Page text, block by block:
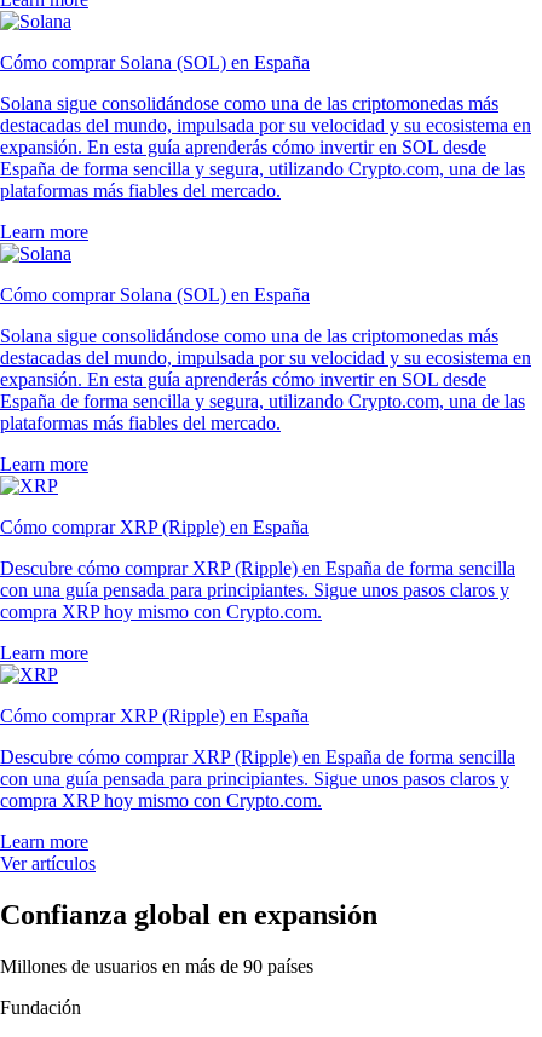
Cómo comprar Solana (SOL) en España
Solana sigue consolidándose como una de las criptomonedas más
destacadas del mundo, impulsada por su velocidad y su ecosistema en
expansión. En esta guía aprenderás cómo invertir en SOL desde
España de forma sencilla y segura, utilizando Crypto.com, una de las
plataformas más fiables del mercado.
Learn more
Cómo comprar Solana (SOL) en España
Solana sigue consolidándose como una de las criptomonedas más
destacadas del mundo, impulsada por su velocidad y su ecosistema en
expansión. En esta guía aprenderás cómo invertir en SOL desde
España de forma sencilla y segura, utilizando Crypto.com, una de las
plataformas más fiables del mercado.
Learn more
Cómo comprar XRP (Ripple) en España
Descubre cómo comprar XRP (Ripple) en España de forma sencilla
con una guía pensada para principiantes. Sigue unos pasos claros y
compra XRP hoy mismo con Crypto.com.
Learn more
Cómo comprar XRP (Ripple) en España
Descubre cómo comprar XRP (Ripple) en España de forma sencilla
con una guía pensada para principiantes. Sigue unos pasos claros y
compra XRP hoy mismo con Crypto.com.
Learn more
Ver artículos
Confianza global en expansión
Millones de usuarios en más de 90 países
Fundación